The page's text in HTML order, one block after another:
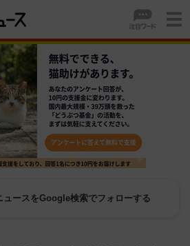
ュースをGoogle検索でフォローする